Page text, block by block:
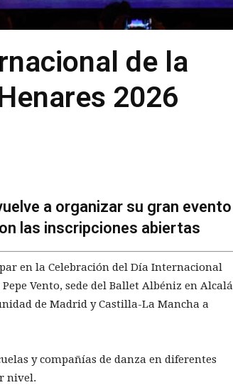
de la
2026
a organizar su gran evento
las inscripciones abiertas
en la Celebración del Día Internacional
Vento, sede del Ballet Albéniz en Alcalá
de Madrid y Castilla-La Mancha a
y compañías de danza en diferentes
nivel.